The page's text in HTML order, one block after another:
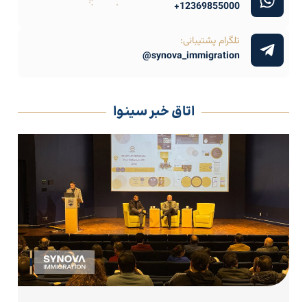
12369855000+
تلگرام پشتیبانی:
synova_immigration@
اتاق خبر سینوا